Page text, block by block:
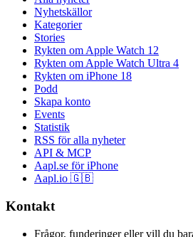
Nyhetskällor
Kategorier
Stories
Rykten om Apple Watch 12
Rykten om Apple Watch Ultra 4
Rykten om iPhone 18
Podd
Skapa konto
Events
Statistik
RSS för alla nyheter
API & MCP
Aapl.se för iPhone
Aapl.io 🇬🇧
Kontakt
Frågor, funderinger eller vill du